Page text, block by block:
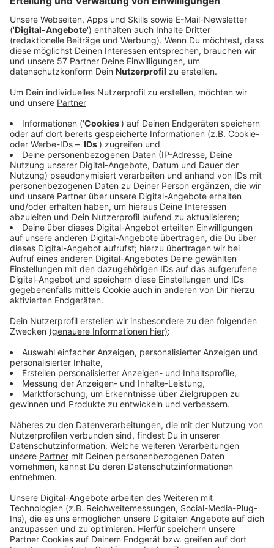
Anzeige
Fleischer und Metzgerei-Fachverkäufer bekommen
seit diesem Monat mehr Geld.
Laut derGewerkschaft NGG verdient ein erfahrener
Geselle im Fleischerhandwerk jetzt 17,32 Euro pro
Stunde. Damit liegt das Monatsgehalt bei einem
Vollzeit-Job bei knapp 2.930 Euro.
Und eine gelernte Verkäuferin, die schon lange an der
Fleischtheke bedient, kommt ab sofort auf einen
Stundenlohn von 15,26 Euro bzw. auf knapp 2.580 Euro
im Monat.
Das nächste Lohn-Plus steht schon im kommenden
September an, dann steigen die Löhne im
Fleischerhandwerk nochmal um 2,4 Prozent.
„Das Fleischerhandwerk macht die Jobs in den
Metzgereien in der Städteregion Aachen damit
attraktiver. Immerhin geht es um eine Branche, bei der
der Nachwuchs – anders als die Kundschaft im Laden
– nicht gerade Schlange steht“, sagt der Aachener
NGG-Geschäftsführer Tim Lösch.
Der Innungsverband betont, dass das
Fleischerhandwerk hoch im Kurs steht: „Die Menschen
wissen, was sie beim Metzger bekommen: Die Qualität
vom Fleisch und die Verarbeitung durchs Handwerk
sind die besten Argumente für die Metzgereien. Es ist
eben etwas anderes, ob man im Supermarkt
abgepacktes Fleisch aus der Kühltheke holt oder an
der Fleischtheke beim Metzger mit guter Beratung
bedient wird“, so der Geschäftsführer des
Fleischerverbands NRW, Christian Deppe.
Insgesamt gibt es in der Städteregion Aachen nach